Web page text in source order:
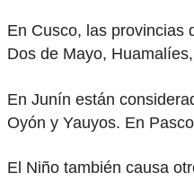
En Cusco, las provincias
Dos de Mayo,
En Junín están
Oyón y Yauyos. En
El Niño también causa